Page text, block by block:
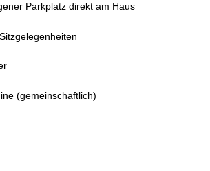
Parkplatz direkt am Haus
(gemeinschaftlich)